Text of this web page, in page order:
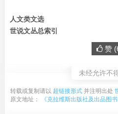
人文类文选
世说文丛总索引
赞 (
未经允许不
转载或复制请以 超链接形式 并注明出处
原文地址：
《克拉维斯出版社及出品图书